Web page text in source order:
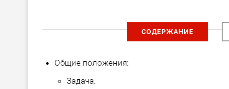
СОДЕРЖАНИЕ
Общие положения:
Задача.